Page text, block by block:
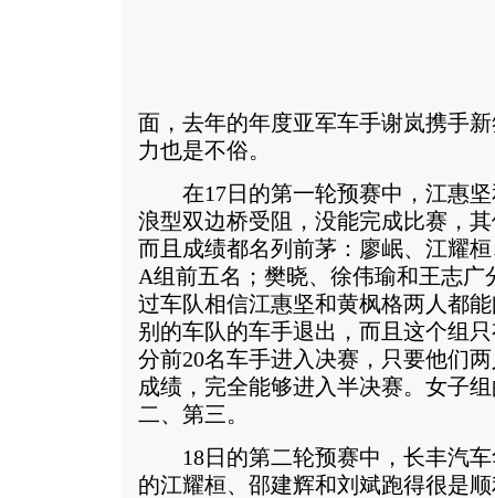
面，去年的年度亚军车手谢岚携手
力也是不俗。
在17日的第一轮预赛中，江惠坚
浪型双边桥受阻，没能完成比赛，
而且成绩都名列前茅：廖岷、江耀
A组前五名；樊晓、徐伟瑜和王志
过车队相信江惠坚和黄枫格两人都
别的车队的车手退出，而且这个组
分前20名车手进入决赛，只要他们
成绩，完全能够进入半决赛。女子
二、第三。
18日的第二轮预赛中，长丰汽车
的江耀桓、邵建辉和刘斌跑得很是